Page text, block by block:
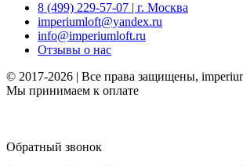
8 (499) 229-57-07 | г. Москва
imperiumloft@yandex.ru
info@imperiumloft.ru
Отзывы о нас
© 2017-2026 | Все права защищены,
Мы принимаем к оплате
Обратный звонок